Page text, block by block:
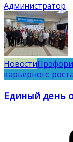
Администратор
Новости
карьерного роста
Единый день